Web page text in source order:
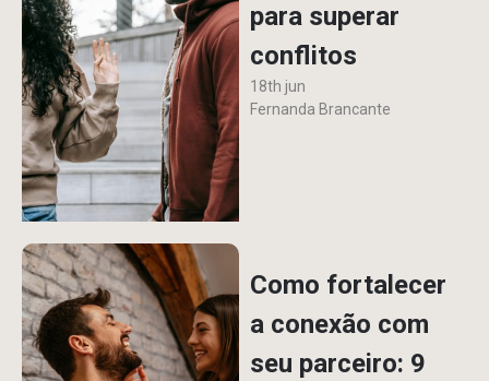
para superar
conflitos
18th jun
Fernanda Brancante
Como fortalecer
a conexão com
seu parceiro: 9